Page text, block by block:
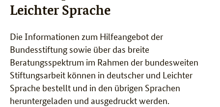
Leichter Sprache
Die Informationen zum Hilfeangebot der
Bundesstiftung sowie über das breite
Beratungsspektrum im Rahmen der bundesweiten
Stiftungsarbeit können in deutscher und Leichter
Sprache bestellt und in den übrigen Sprachen
heruntergeladen und ausgedruckt werden.